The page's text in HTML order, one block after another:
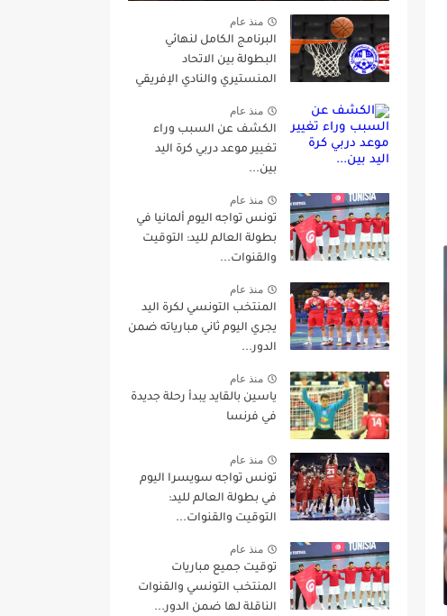
منذ عام
البرنامج الكامل لنهائي
البطولة بين الاتحاد
المنستيري والنادي الإفريقي
منذ عام
الكشف عن السبب وراء
تغيير موعد دربي كرة اليد
بين...
منذ عام
تونس تواجه اليوم ألمانيا في
بطولة العالم لليد: التوقيت
والقنوات...
منذ عام
المنتخب التونسي لكرة اليد
يجري اليوم ثاني مبارياته ضمن
الدور...
منذ عام
ياسين بالقايد يبدأ رحلة جديدة
في فرنسا
منذ عام
تونس تواجه سويسرا اليوم
في بطولة العالم لليد:
التوقيت والقنوات...
منذ عام
توقيت جميع مباريات
المنتخب التونسي والقنوات
الناقلة لها ضمن الدور...